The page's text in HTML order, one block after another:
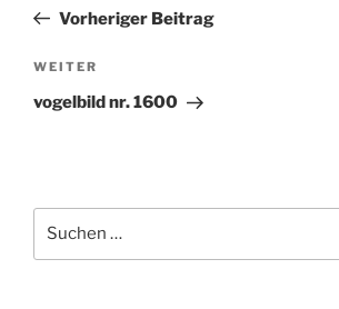
Beitrag
Vorheriger Beitrag
Nächster
Beitrag
WEITER
vogelbild nr. 1600
Suchen